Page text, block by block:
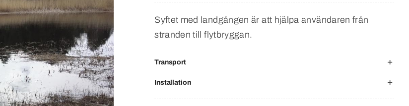
Syftet med landgången är att hjälpa användaren från
stranden till flytbryggan.
Transport
Installation